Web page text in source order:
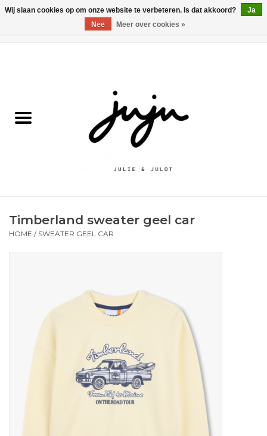
Kledij jongens
Schoenen
Cadeautips
Cadeaubonnen
Timberland sweater geel car
HOME / SWEATER GEEL CAR
Wij slaan cookies op om onze website te verbeteren. Is dat akkoord?
Ja
Nee
Meer over cookies »